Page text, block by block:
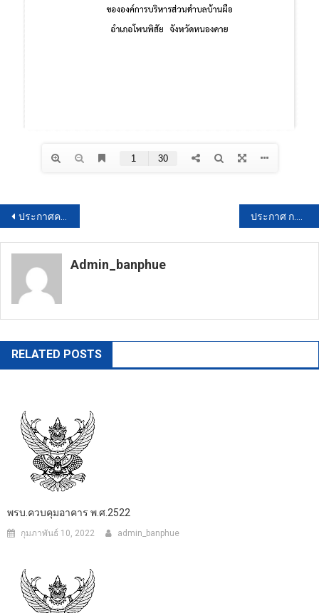
แนะแนว
เรื่อง
ประกาศคณะกรรมการมาตรฐานการบริหารงานบุคคลส่วนท้องถิ่น เรื่องกำหนดหลักสูตรการพัฒนาและปฐมนิเทศข้าราชการหรือพนักงานส่วนท้องถิ่น
Admin_banphue
RELATED POSTS
พรบ.ควบคุมอาคาร พ.ศ.2522
กุมภาพันธ์ 10, 2022 admin_banphue